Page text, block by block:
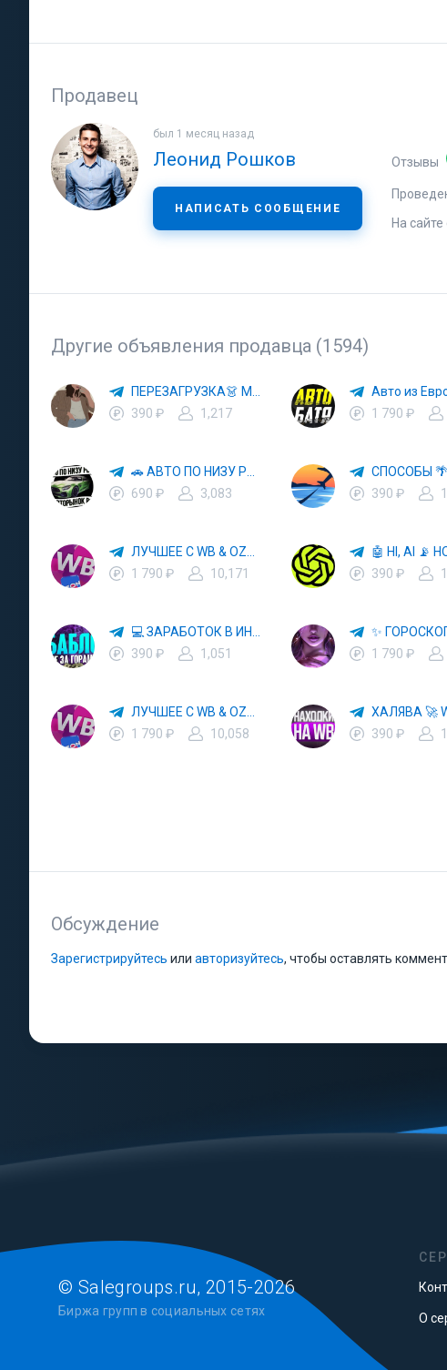
Продавец
был 1 месяц назад
Леонид Рошков
НАПИСАТЬ СООБЩЕНИЕ
Отзывы
На сайте
Другие объявления продавца (1594)
390 ₽
1,217
1 790 ₽
690 ₽
3,083
390 ₽
1 790 ₽
10,171
390 ₽
390 ₽
1,051
1 790 ₽
1 790 ₽
10,058
390 ₽
Обсуждение
Зарегистрируйтесь или авторизуйтесь, чтобы оставлять
О
© Salegroups.ru, 2015-2026
Биржа групп в социальных сетях